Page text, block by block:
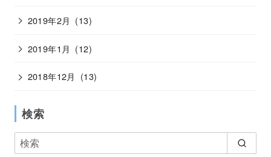
2019年2月 (13)
2019年1月 (12)
2018年12月 (13)
検索